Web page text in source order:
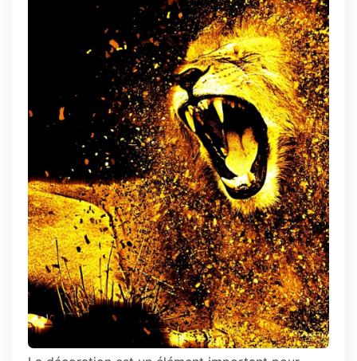
choisir
la
bonne
décoration
pourun
tableau
à
l’effigie
d’un
animal
?